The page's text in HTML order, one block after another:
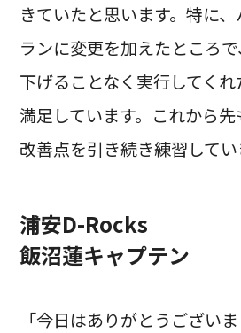
きていたと思います。特に
ランに変更を加えたところ
下げることなく実行してく
満足しています。これから
改善点を引き続き練習してい
浦安D-Rocks
飯沼蓮キャプテン
「今日はありがとうござい